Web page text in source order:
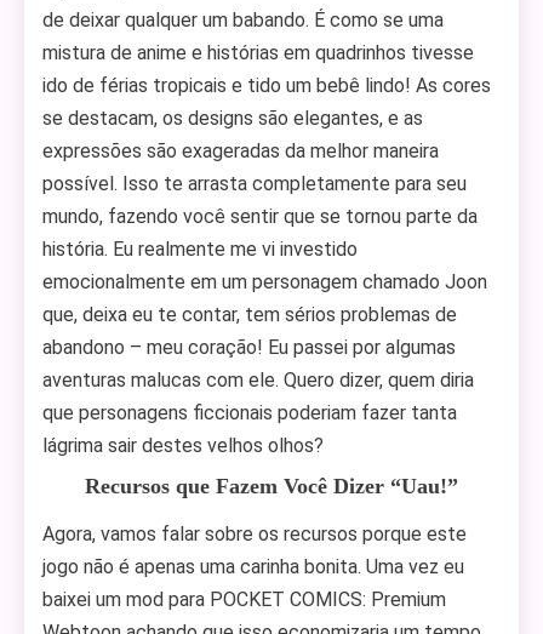
de deixar qualquer um babando. É como se uma
mistura de anime e histórias em quadrinhos tivesse
ido de férias tropicais e tido um bebê lindo! As cores
se destacam, os designs são elegantes, e as
expressões são exageradas da melhor maneira
possível. Isso te arrasta completamente para seu
mundo, fazendo você sentir que se tornou parte da
história. Eu realmente me vi investido
emocionalmente em um personagem chamado Joon
que, deixa eu te contar, tem sérios problemas de
abandono – meu coração! Eu passei por algumas
aventuras malucas com ele. Quero dizer, quem diria
que personagens ficcionais poderiam fazer tanta
lágrima sair destes velhos olhos?
Recursos que Fazem Você Dizer “Uau!”
Agora, vamos falar sobre os recursos porque este
jogo não é apenas uma carinha bonita. Uma vez eu
baixei um mod para POCKET COMICS: Premium